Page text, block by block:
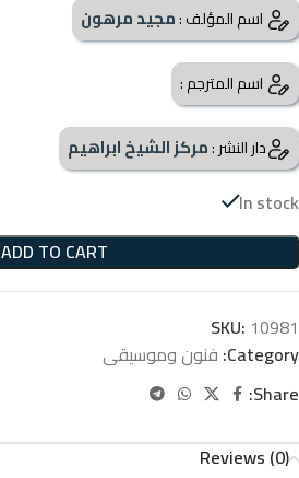
اسم المؤلف :مجيد مرهون
اسم المترجم :
دار النشر :مركز الشيخ ابراهيم
In stock
ADD TO CART
SKU: 10981
Category: فنون وموسيقى
Share:
Reviews (0)